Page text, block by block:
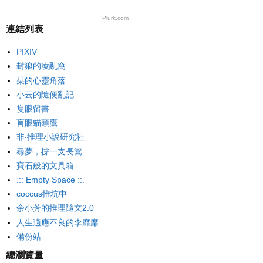
Plurk.com
連結列表
PIXIV
封狼的凌亂窩
栞的心靈角落
小云的隨便亂記
隻眼留書
盲眼貓頭鷹
非‧推理小說研究社
尋夢，撐一支長篙
寶石般的文具箱
.:: Empty Space ::.
coccus推坑中
余小芳的推理隨文2.0
人生適應不良的李靡靡
備份站
總瀏覽量